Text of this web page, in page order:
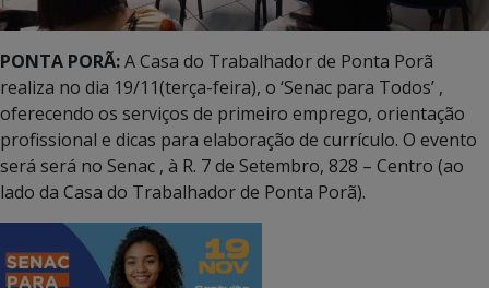
PONTA PORÃ:A Casa do Trabalhador de Ponta Porã
realiza no dia 19/11(terça-feira), o ‘Senac para Todos’ ,
oferecendo os serviços de primeiro emprego, orientação
profissional e dicas para elaboração de currículo. O evento
será será no Senac , à R. 7 de Setembro, 828 – Centro (ao
lado da Casa do Trabalhador de Ponta Porã).